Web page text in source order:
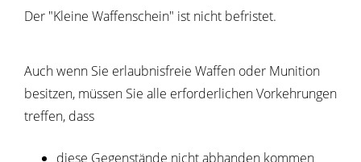
Der "Kleine Waffenschein" ist nicht befristet.
Auch wenn Sie erlaubnisfreie Waffen oder Munition
besitzen, müssen Sie alle erforderlichen Vorkehrungen
treffen, dass
diese Gegenstände nicht abhanden kommen